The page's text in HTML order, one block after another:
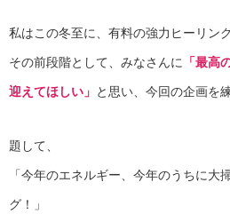
私はこの冬至に、有料の強力ヒーリン
その前段階として、みなさんに 「最高
迎えてほしい」 と思い、今回の企画を
題して、
「今年のエネルギー、今年のうちに大
グ！」